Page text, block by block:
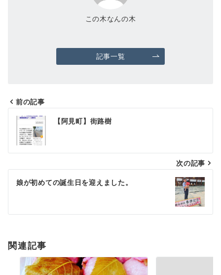
この木なんの木
記事一覧
投
ナ
ビ
ゲ
シ
ン
前の記事
【阿見町】街路樹
次の記事
娘が初めての誕生日を迎えました。
関連記事